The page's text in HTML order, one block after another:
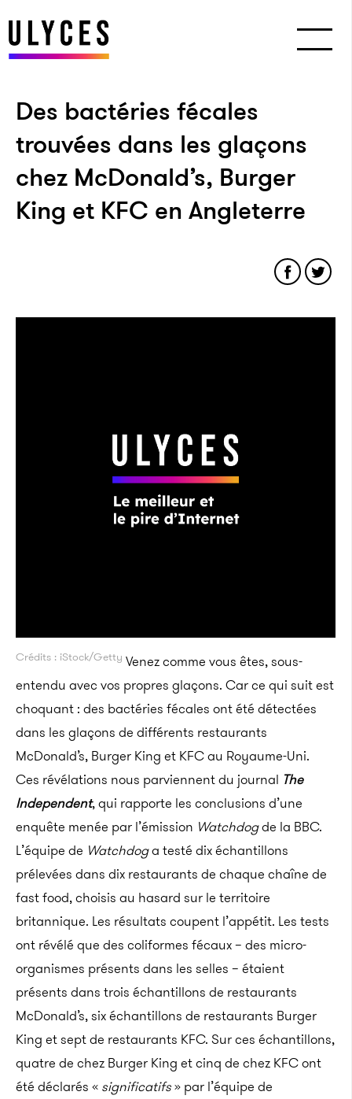
Des bactéries fécales
trouvées dans les glaçons
chez McDonald’s, Burger
King et KFC en Angleterre
Crédits : iStock/Getty Venez comme vous êtes, sous-
entendu avec vos propres glaçons. Car ce qui suit est
choquant : des bactéries fécales ont été détectées
dans les glaçons de différents restaurants
McDonald’s, Burger King et KFC au Royaume-Uni.
Ces révélations nous parviennent du journal The
Independent, qui rapporte les conclusions d’une
enquête menée par l’émission Watchdogde la BBC.
L’équipe de Watchdoga testé dix échantillons
prélevées dans dix restaurants de chaque chaîne de
fast food, choisis au hasard sur le territoire
britannique. Les résultats coupent l’appétit. Les tests
ont révélé que des coliformes fécaux – des micro-
organismes présents dans les selles – étaient
présents dans trois échantillons de restaurants
McDonald’s, six échantillons de restaurants Burger
King et sept de restaurants KFC. Sur ces échantillons,
quatre de chez Burger King et cinq de chez KFC ont
été déclarés « significatifs» par l’équipe de